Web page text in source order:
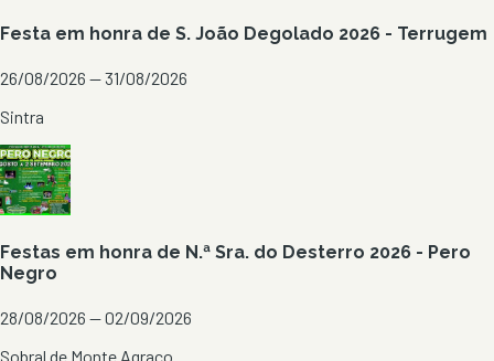
Festa em honra de S. João Degolado 2026 - Terrugem
26/08/2026 — 31/08/2026
Sintra
Festas em honra de N.ª Sra. do Desterro 2026 - Pero
Negro
28/08/2026 — 02/09/2026
Sobral de Monte Agraço